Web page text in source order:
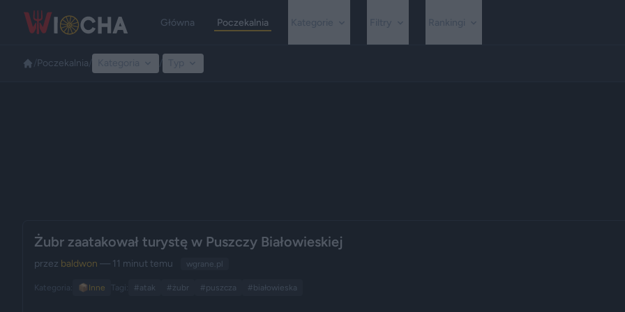
Główna Poczekalnia
Poczekalnia
Żubr zaatakował turystę w Puszczy Białowieskiej
przez baldwon — 11 minut temu wgrane.pl
Kategoria: 📦 Inne Tagi: #atak #żubr #puszcza #białowieska